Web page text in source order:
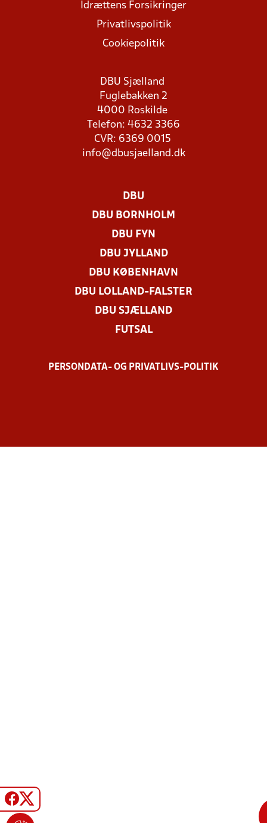
Idrættens Forsikringer
Privatlivspolitik
Cookiepolitik
DBU Sjælland
Fuglebakken 2
4000 Roskilde
Telefon: 4632 3366
CVR: 6369 0015
info@dbusjaelland.dk
DBU
DBU BORNHOLM
DBU FYN
DBU JYLLAND
DBU KØBENHAVN
DBU LOLLAND-FALSTER
DBU SJÆLLAND
FUTSAL
PERSONDATA- OG PRIVATLIVS-POLITIK